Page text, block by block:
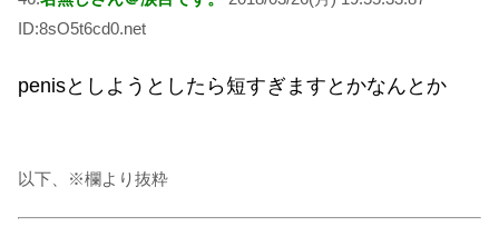
ID:8sO5t6cd0.net
penisとしようとしたら短すぎますとかなんとか
以下、※欄より抜粋